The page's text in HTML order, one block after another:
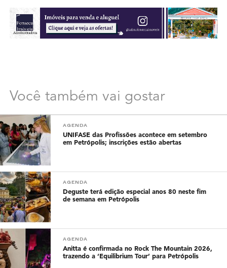
Você também vai gostar
AGENDA
UNIFASE das Profissões acontece em setembro
em Petrópolis; inscrições estão abertas
AGENDA
Deguste terá edição especial anos 80 neste fim
de semana em Petrópolis
AGENDA
Anitta é confirmada no Rock The Mountain 2026,
trazendo a ‘Equilibrium Tour’ para Petrópolis